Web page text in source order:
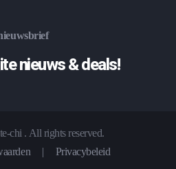
nieuws & deals!
chi . All rights reserved.
| Privacybeleid